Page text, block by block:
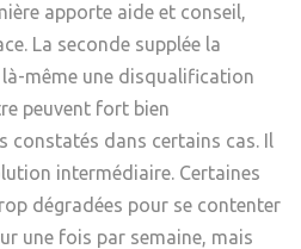
apporte aide et conseil,
La seconde supplée la
même une disqualification
peuvent fort bien
constatés dans certains cas. Il
intermédiaire. Certaines
dégradées pour se contenter
une fois par semaine, mais